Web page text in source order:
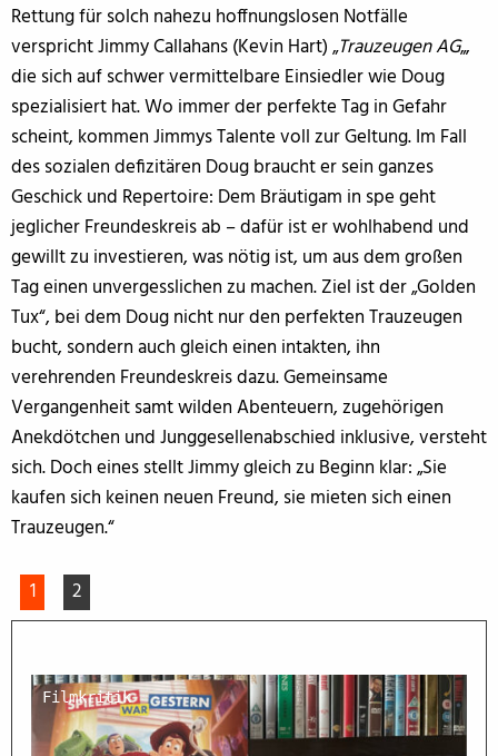
Rettung für solch nahezu hoffnungslosen Notfälle
verspricht Jimmy Callahans (Kevin Hart) „Trauzeugen AG„,
die sich auf schwer vermittelbare Einsiedler wie Doug
spezialisiert hat. Wo immer der perfekte Tag in Gefahr
scheint, kommen Jimmys Talente voll zur Geltung. Im Fall
des sozialen defizitären Doug braucht er sein ganzes
Geschick und Repertoire: Dem Bräutigam in spe geht
jeglicher Freundeskreis ab – dafür ist er wohlhabend und
gewillt zu investieren, was nötig ist, um aus dem großen
Tag einen unvergesslichen zu machen. Ziel ist der „Golden
Tux“, bei dem Doug nicht nur den perfekten Trauzeugen
bucht, sondern auch gleich einen intakten, ihn
verehrenden Freundeskreis dazu. Gemeinsame
Vergangenheit samt wilden Abenteuern, zugehörigen
Anekdötchen und Junggesellenabschied inklusive, versteht
sich. Doch eines stellt Jimmy gleich zu Beginn klar: „Sie
kaufen sich keinen neuen Freund, sie mieten sich einen
Trauzeugen.“
1 2
Filmkritik